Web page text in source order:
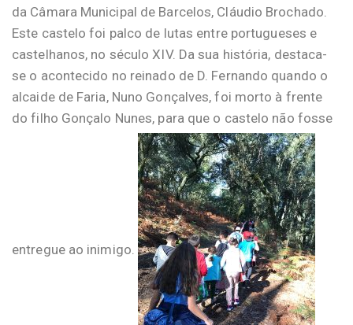
da Câmara Municipal de Barcelos, Cláudio Brochado.
Este castelo foi palco de lutas entre portugueses e
castelhanos, no século XIV. Da sua história, destaca-
se o acontecido no reinado de D. Fernando quando o
alcaide de Faria, Nuno Gonçalves, foi morto à frente
do filho Gonçalo Nunes, para que o castelo não fosse
entregue ao inimigo.